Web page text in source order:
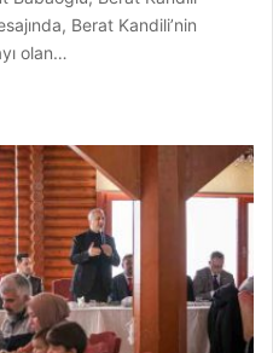
Berat Kandili’nin
olan…